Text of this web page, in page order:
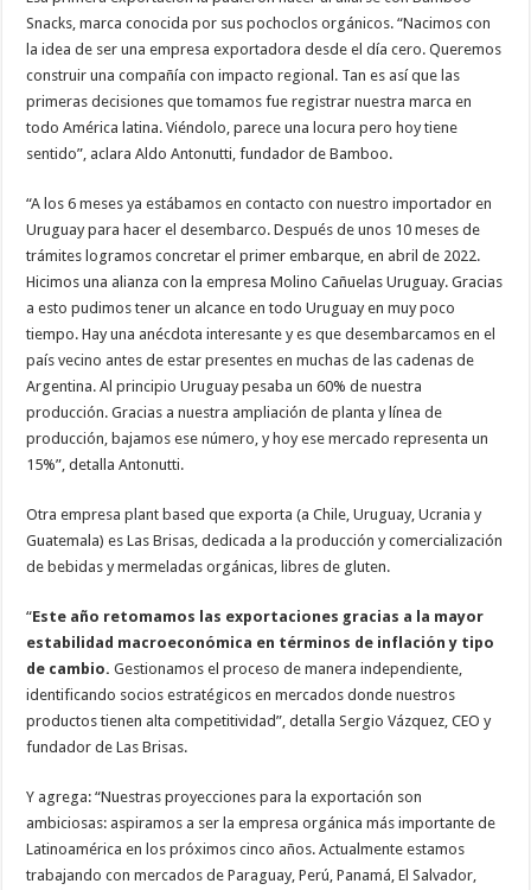
Snacks, marca conocida por sus pochoclos orgánicos. “Nacimos con
la idea de ser una empresa exportadora desde el día cero. Queremos
construir una compañía con impacto regional. Tan es así que las
primeras decisiones que tomamos fue registrar nuestra marca en
todo América latina. Viéndolo, parece una locura pero hoy tiene
sentido”, aclara Aldo Antonutti, fundador de Bamboo.
“A los 6 meses ya estábamos en contacto con nuestro importador en
Uruguay para hacer el desembarco. Después de unos 10 meses de
trámites logramos concretar el primer embarque, en abril de 2022.
Hicimos una alianza con la empresa Molino Cañuelas Uruguay. Gracias
a esto pudimos tener un alcance en todo Uruguay en muy poco
tiempo. Hay una anécdota interesante y es que desembarcamos en el
país vecino antes de estar presentes en muchas de las cadenas de
Argentina. Al principio Uruguay pesaba un 60% de nuestra
producción. Gracias a nuestra ampliación de planta y línea de
producción, bajamos ese número, y hoy ese mercado representa un
15%”, detalla Antonutti.
Otra empresa plant based que exporta (a Chile, Uruguay, Ucrania y
Guatemala) es Las Brisas, dedicada a la producción y comercialización
de bebidas y mermeladas orgánicas, libres de gluten.
“Este año retomamos las exportaciones gracias a la mayor
estabilidad macroeconómica en términos de inflación y tipo
de cambio.Gestionamos el proceso de manera independiente,
identificando socios estratégicos en mercados donde nuestros
productos tienen alta competitividad”, detalla Sergio Vázquez, CEO y
fundador de Las Brisas.
Y agrega: “Nuestras proyecciones para la exportación son
ambiciosas: aspiramos a ser la empresa orgánica más importante de
Latinoamérica en los próximos cinco años. Actualmente estamos
trabajando con mercados de Paraguay, Perú, Panamá, El Salvador,